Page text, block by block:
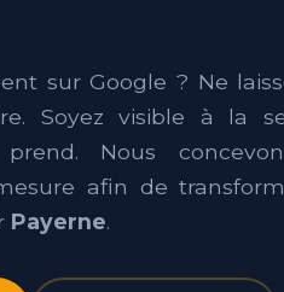
sur Google ? Ne
Soyez visible à la
Nous
afin de
Payerne.